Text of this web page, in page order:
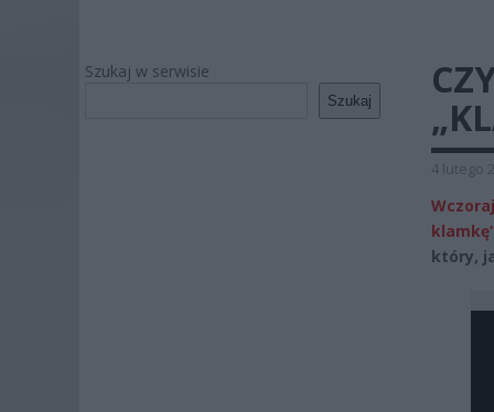
Szukaj w serwisie
Szukaj
4 lutego
który,